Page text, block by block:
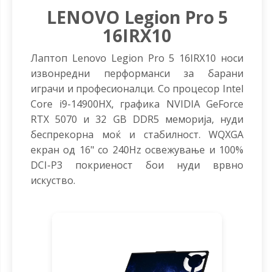
LENOVO Legion Pro 5
16IRX10
Лаптоп Lenovo Legion Pro 5 16IRX10 носи
извонредни перформанси за барани
играчи и професионалци. Со процесор Intel
Core i9-14900HX, графика NVIDIA GeForce
RTX 5070 и 32 GB DDR5 меморија, нуди
беспрекорна моќ и стабилност. WQXGA
екран од 16" со 240Hz освежување и 100%
DCI-P3 покриеност бои нуди врвно
искуство.